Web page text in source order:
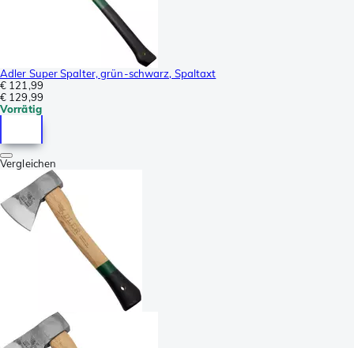
Adler Super Spalter, grün-schwarz, Spaltaxt
€ 121,99
€ 129,99
Vorrätig
Vergleichen